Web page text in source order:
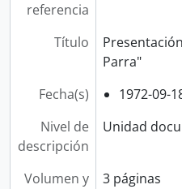
referencia
Título
Parra"
Fecha(s)
1972-09-
Nivel de
descripción
Unidad
Volumen y
3 páginas